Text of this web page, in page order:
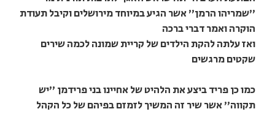
"שמריהו הרמן" אשר הגיע במיוחד מירושלים וקיבל תעודת
הוקרה ואמר דברי ברכה
ואז עלתה להקת הילדים של קריית שמונה לכמה שירים
שקטים מרגשים
כמו כן פריד ביצע את הלהיט של אחיינו בני פרידמן "יש
תקווה" אשר שיר זה המשיך לזמזם בפיהם של כל הקהל